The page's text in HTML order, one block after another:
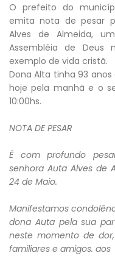
O prefeito do
emita nota de pesar
Alves de Almeida,
Assembléia de
exemplo de vida cristã.
Dona Alta tinha 93
hoje pela manhã e o
10:00hs.
NOTA DE PESAR
É com profundo
senhora Auta Alves de
24 de Maio.
Manifestamos
dona Auta pela sua
neste momento de
familiares e amigos. aos